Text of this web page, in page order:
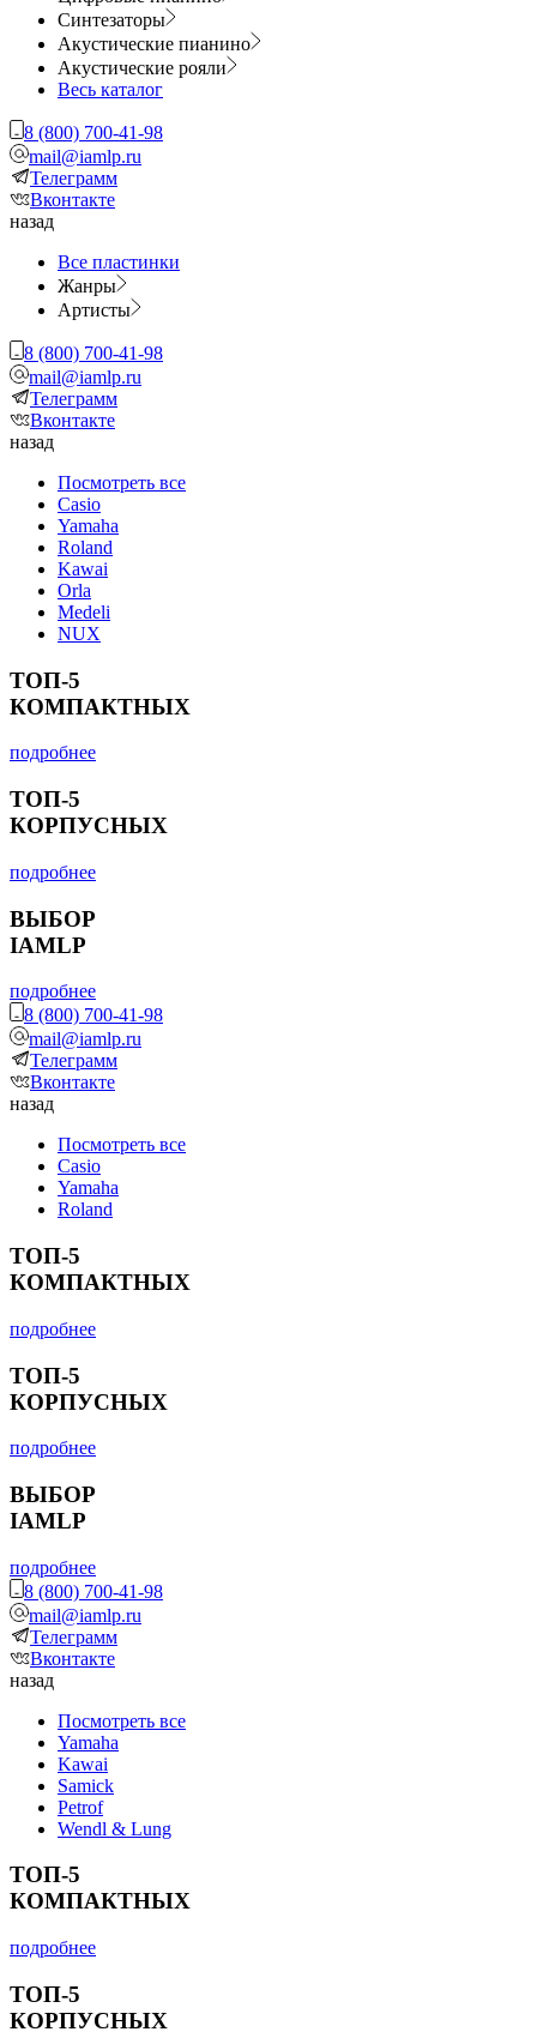
Синтезаторы
Акустические пианино
Акустические рояли
Весь каталог
8 (800) 700-41-98
mail@iamlp.ru
Телеграмм
Вконтакте
назад
Все пластинки
Жанры
Артисты
8 (800) 700-41-98
mail@iamlp.ru
Телеграмм
Вконтакте
назад
Посмотреть все
Casio
Yamaha
Roland
Kawai
Orla
Medeli
NUX
ТОП-5
КОМПАКТНЫХ
подробнее
ТОП-5
КОРПУСНЫХ
подробнее
ВЫБОР
IAMLP
подробнее
8 (800) 700-41-98
mail@iamlp.ru
Телеграмм
Вконтакте
назад
Посмотреть все
Casio
Yamaha
Roland
ТОП-5
КОМПАКТНЫХ
подробнее
ТОП-5
КОРПУСНЫХ
подробнее
ВЫБОР
IAMLP
подробнее
8 (800) 700-41-98
mail@iamlp.ru
Телеграмм
Вконтакте
назад
Посмотреть все
Yamaha
Kawai
Samick
Petrof
Wendl & Lung
ТОП-5
КОМПАКТНЫХ
подробнее
ТОП-5
КОРПУСНЫХ